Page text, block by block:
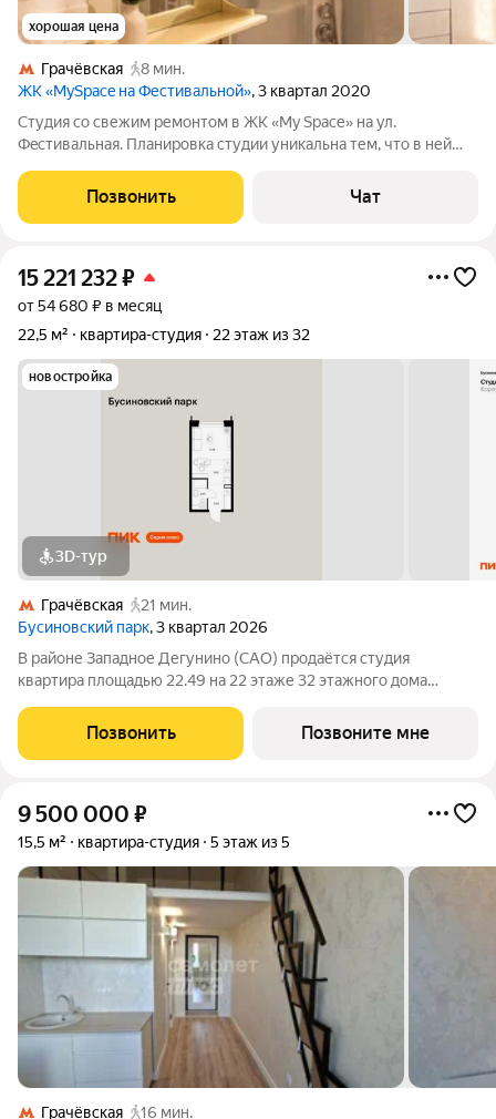
хорошая цена
Грачёвская
8 мин.
ЖК «MySpace на Фестивальной», 3 квартал 2020
Студия со свежим ремонтом в ЖК «My Sрaсе» нa ул.
Фecтивaльная. Планировка студии уникальна тем, что в ней
шириной 1,4 м. Планировка П-образная. 2 полноценных окна.
Локация: 20 мин на автомобиле
Позвонить Чат
15 221 232₽
от 54 680 ₽ в месяц
22,5 м²
квартира-студия 22 этаж из 32
новостройка
3D-тур
Грачёвская
21 мин.
Бусиновский парк, 3 квартал 2026
В районе Западное Дегунино (САО) продаётся студия
квартира площадью 22.49 на 22 этаже 32 этажного дома
расположение: 20 минут пешком до станций метро «Ховрино»
и 15 минут от МЦД «Грачёвская».
Позвонить Позвоните мне
9 500 000 ₽
15,5 м² квартира-студия 5 этаж из 5
Грачёвская 16 мин.